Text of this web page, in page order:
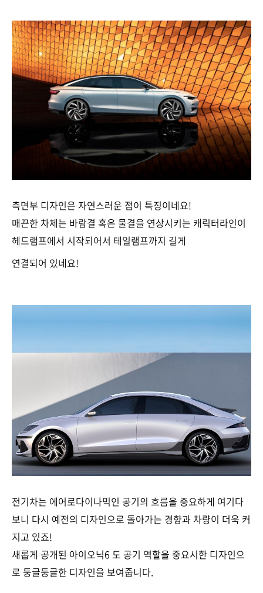
측면부 디자인은 자연스러운 점이 특징이네요!
매끈한 차체는 바람결 혹은 물결을 연상시키는 캐릭터라인이
헤드램프에서 시작되어서 테일램프까지 길게
연결되어 있네요!
전기차는 에어로다이나믹인 공기의 흐름을 중요하게 여기다
보니 다시 예전의 디자인으로 돌아가는 경향과 차량이 더욱 커
지고 있죠!
새롭게 공개된 아이오닉6 도 공기 역할을 중요시한 디자인으
로 둥글둥글한 디자인을 보여줍니다.